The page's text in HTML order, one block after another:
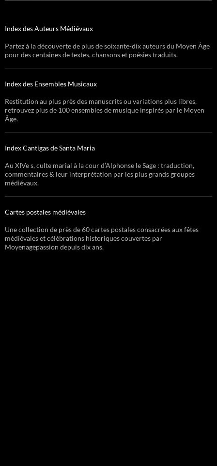
Index des Auteurs Médiévaux
Partez à la découverte de plus de soixante-dix auteurs du Moyen Âge
pour des centaines de textes, chansons et poésies traduits.
Index des Ensembles Musicaux
Restitution au plus près des manuscrits ou variations plus libres,
retrouvez plus de 100 ensembles de musique inspirés par le Moyen
Âge.
Index Cantigas de Santa Maria
Au XIVe s, culte marial à la cour d’Alphonse le Sage : traduction,
commentaires & leur interprétation par les plus grands groupes
médiévaux.
Cartes postales médiévales
Une collection de près de 60 cartes postales consacrées aux fêtes
médiévales et célébrations historiques couvertes par
Moyenagepassion depuis dix ans.